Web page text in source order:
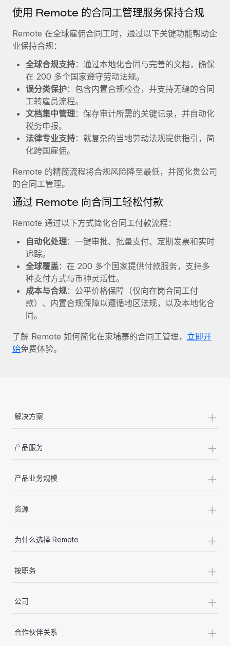
背景调查
合规守望台
防范合规风险
设备管理
在全球范围内配置和跟踪 IT 设备
实体设立
快速建立合规实体
人员调配与搬迁
轻松搬迁员工
福利
轻松管理员工福利
案例研究
Cultivating a Thriving Remote-First Culture in
Partnership with Remote
At a glance Discover the evolution of TheyDo, a pioneering
journey management platform that has...
了解更多
Reverse Tech's strategic partnership with
Remote for contractor management and
payroll
Reverse Tech at a glance Health and wellness startup,
Reverse Tech, partnered with Remote to manage...
了解更多
获得支持
查看全部资源
博客
Why owned entities are key to maintaining
EOR compliance
As the global workforce continues to expand in response
to the demands of today’s labor market, the...
了解更多
What a Workday global payroll implementation
actually looks like
Most teams hear "payroll implementation" and picture a
six-month project with a dedicated team....
了解更多
使用 Remote 的合同工管理服务保持合规
Remote 在全球雇佣合同工时，通过以下关键功能帮助企
业保持合规：
全球合规支持：通过本地化合同与完善的文档，确保
在 200 多个国家遵守劳动法规。
误分类保护：包含内置合规检查，并支持无缝的合同
工转雇员流程。
文档集中管理：保存审计所需的关键记录，并自动化
税务申报。
法律专业支持：就复杂的当地劳动法规提供指引，简
化跨国雇佣。
Remote 的精简流程将合规风险降至最低，并简化贵公司
的合同工管理。
通过 Remote 向合同工轻松付款
Remote 通过以下方式简化合同工付款流程：
自动化处理：一键审批、批量支付、定期发票和实时
追踪。
全球覆盖：在 200 多个国家提供付款服务，支持多
种支付方式与币种灵活性。
成本与合规：公平价格保障（仅向在岗合同工付
款）、内置合规保障以遵循地区法规，以及本地化合
同。
了解 Remote 如何简化在柬埔寨的合同工管理， 立即开
始免费体验。
解决方案 +
产品服务 +
产品业务规模 +
资源 +
为什么选择 Remote +
按职务 +
公司 +
合作伙伴关系 +